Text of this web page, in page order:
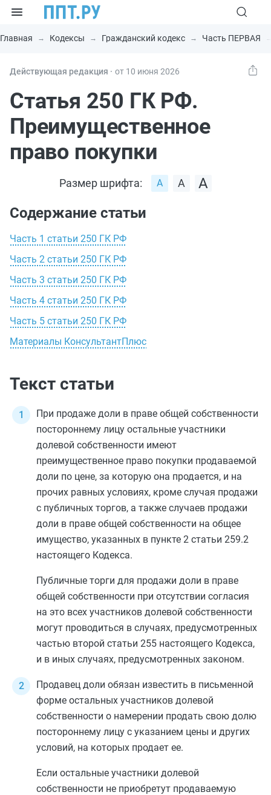
Главная Кодексы Гражданский кодекс Часть ПЕРВАЯ
Действующая редакция ⸱ от 10 июня 2026
Статья 250 ГК РФ.
Преимущественное
право покупки
Размер шрифта:
Содержание статьи
Часть 1 статьи 250 ГК РФ
Часть 2 статьи 250 ГК РФ
Часть 3 статьи 250 ГК РФ
Часть 4 статьи 250 ГК РФ
Часть 5 статьи 250 ГК РФ
Материалы КонсультантПлюс
Текст статьи
При продаже доли в праве общей собственности
постороннему лицу остальные участники
долевой собственности имеют
преимущественное право покупки продаваемой
доли по цене, за которую она продается, и на
прочих равных условиях, кроме случая продажи
с публичных торгов, а также случаев продажи
доли в праве общей собственности на общее
имущество, указанных в пункте 2 статьи 259.2
настоящего Кодекса.
Публичные торги для продажи доли в праве
общей собственности при отсутствии согласия
на это всех участников долевой собственности
могут проводиться в случаях, предусмотренных
частью второй статьи 255 настоящего Кодекса,
и в иных случаях, предусмотренных законом.
Продавец доли обязан известить в письменной
форме остальных участников долевой
собственности о намерении продать свою долю
постороннему лицу с указанием цены и других
условий, на которых продает ее.
Если остальные участники долевой
собственности не приобретут продаваемую